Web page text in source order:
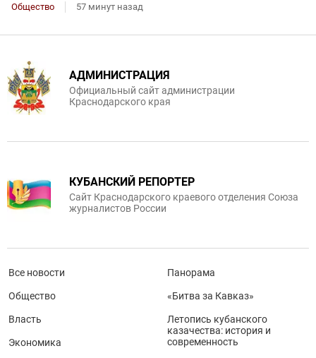
Общество 57 минут назад
АДМИНИСТРАЦИЯ
Официальный сайт администрации
Краснодарского края
КУБАНСКИЙ РЕПОРТЕР
Сайт Краснодарского краевого отделения Союза
журналистов России
Все новости
Общество
Власть
Экономика
Панорама
«Битва за Кавказ»
Летопись кубанского
казачества: история и
современность